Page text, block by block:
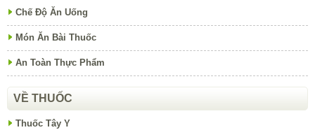
Chế Độ Ăn Uống
Món Ăn Bài Thuốc
An Toàn Thực Phẩm
VỀ THUỐC
Thuốc Tây Y